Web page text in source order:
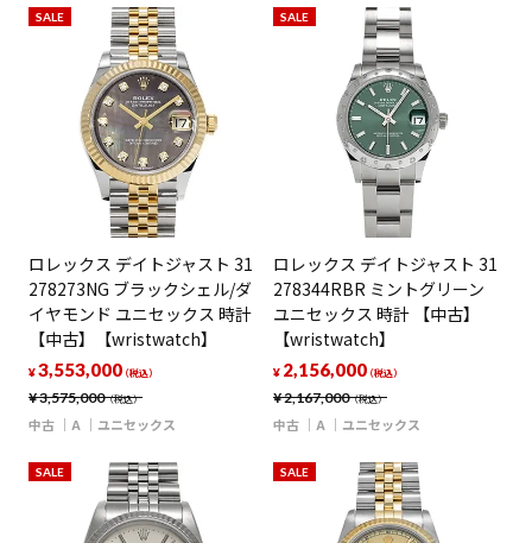
SALE
ロレックス デイトジャスト 31
278273NG ブラックシェル/ダ
イヤモンド ユニセックス 時計
【中古】【wristwatch】
¥3,575,000（税込）
¥3,553,000（税込）
中古 A ユニセックス
SALE
ロレックス デイトジャスト 31
278344RBR ミントグリーン
ユニセックス 時計 【中古】
【wristwatch】
¥2,167,000（税込）
¥ 2,156,000（税込）
中古 A ユニセックス
SALE SALE